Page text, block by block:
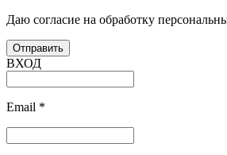
Даю согласие на обработку
ВХОД
Email *